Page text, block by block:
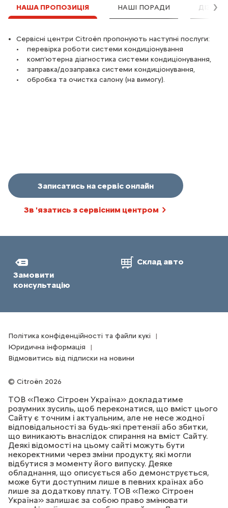
Сервісні центри Citroën пропонують наступні послуги:
• перевірка роботи системи кондиціонування
• комп’ютерна діагностика системи кондиціонування,
• заправка/дозаправка системи кондиціонування,
• обробка та очистка салону (на вимогу).
Записатись на сервіс онлайн
Зв 'язатись з сервісним центром
НАШІ ПОРАДИ
Незалежно від температури, не забувайте запускати
кондиціонер принаймні на 10 хвилин кожні два тижні. Це
продовжить його термін служби.
Робіть перевірку стану кондиціонера та щороку
ЩЕ ОДНА РЕКОМЕНДАЦІЯ:
Для усунення мікробів та неприємних запахів
рекомендується використовувати дезінфікуючий засіб для
салону.
несправність компресора, тому перевірте його ремінь.
• Нарешті, якщо холодне повітря не розподіляється
належним чином, перевірте повітродувку; вона може бути
несправна.
НАША ПРОПОЗИЦІЯ НАШІ ПОРАДИ
Замовити
консультацію
Склад авто
Citroën 2026
Політика конфіденційності та файли кукі
Юридична інформація
Відмовитись від підписки на новини
ТОВ «Пежо Сітроен Україна» докладатиме
розумних зусиль, щоб переконатися, що вміст цього
Сайту є точним і актуальним, але не несе жодної
відповідальності за будь-які претензії або збитки,
що виникають внаслідок спирання на вміст Сайту.
Деякі відомості на цьому сайті можуть бути
некоректними через зміни продукту, які могли
відбутися з моменту його випуску. Деяке
обладнання, що описується або демонструється,
може бути доступним лише в певних країнах або
лише за додаткову плату. ТОВ «Пежо Сітроен
Україна» залишає за собою право змінювати